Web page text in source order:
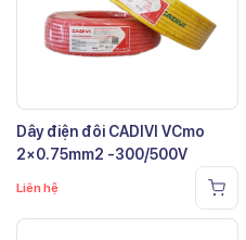
Dây điện đôi CADIVI VCmo
2×0.75mm2 -300/500V
Liên hệ